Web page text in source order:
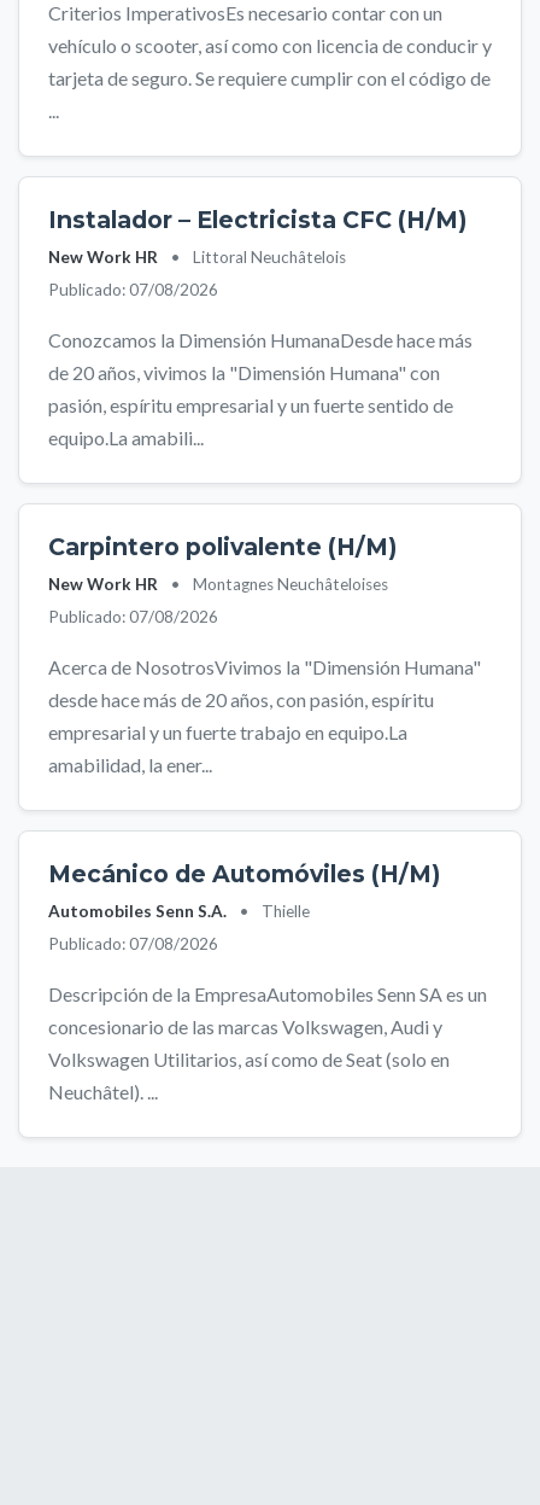
Criterios ImperativosEs necesario contar con un
vehículo o scooter, así como con licencia de conducir y
tarjeta de seguro. Se requiere cumplir con el código de
...
Instalador – Electricista CFC (H/M)
New Work HR •
Littoral Neuchâtelois
Publicado: 07/08/2026
Conozcamos la Dimensión HumanaDesde hace más
de 20 años, vivimos la "Dimensión Humana" con
pasión, espíritu empresarial y un fuerte sentido de
equipo.La amabili...
Carpintero polivalente (H/M)
New Work HR •
Montagnes Neuchâteloises
Publicado: 07/08/2026
Acerca de NosotrosVivimos la "Dimensión Humana"
desde hace más de 20 años, con pasión, espíritu
empresarial y un fuerte trabajo en equipo.La
amabilidad, la ener...
Mecánico de Automóviles (H/M)
Automobiles Senn S.A. •
Thielle
Publicado: 07/08/2026
Descripción de la EmpresaAutomobiles Senn SA es un
concesionario de las marcas Volkswagen, Audi y
Volkswagen Utilitarios, así como de Seat (solo en
Neuchâtel). ...